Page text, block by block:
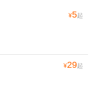
¥5起
¥29起